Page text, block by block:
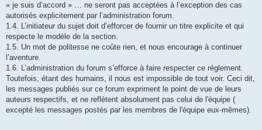
« je suis d’accord » … ne seront pas acceptées à l’exception des cas
autorisés explicitement par l’administration forum.
1.4. L’initiateur du sujet doit d’efforcer de fournir un titre explicite et qui
respecte le modèle de la section.
1.5. Un mot de politesse ne coûte rien, et nous encourage à continuer
l’aventure.
1.6. L’administration du forum s’efforce à faire respecter ce règlement.
Toutefois, étant des humains, il nous est impossible de tout voir. Ceci dit,
les messages publiés sur ce forum expriment le point de vue de leurs
auteurs respectifs, et ne reflètent absolument pas celui de l'équipe (
excepté les messages postés par les membres de l'équipe eux-mêmes).